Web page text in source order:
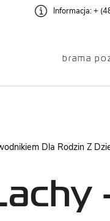
AUDIOWYCIECZKA
Informacja:+
brama
Dla Rodzin Z